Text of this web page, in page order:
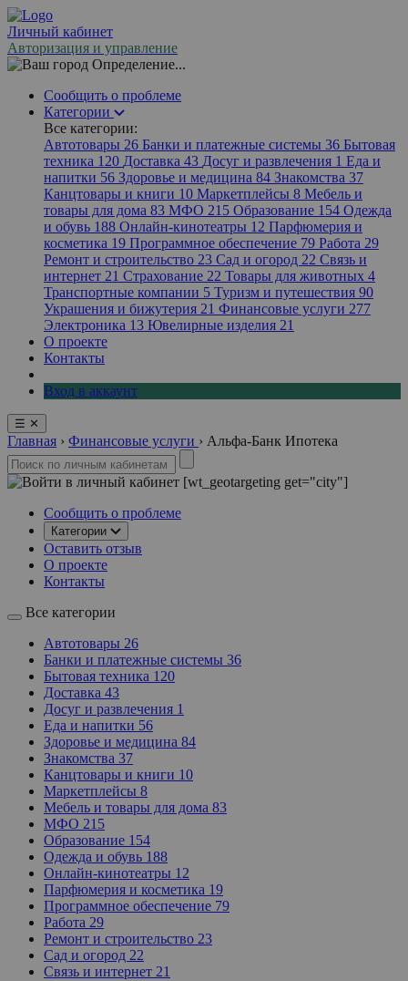
Личный кабинет
Авторизация и управление
Определение...
Сообщить о проблеме
Категории
Все категории:
Автотовары 26 Банки и платежные системы 36 Бытовая
техника 120 Доставка 43 Досуг и развлечения 1 Еда и
напитки 56 Здоровье и медицина 84 Знакомства 37
Канцтовары и книги 10 Маркетплейсы 8 Мебель и
товары для дома 83 МФО 215 Образование 154 Одежда
и обувь 188 Онлайн-кинотеатры 12 Парфюмерия и
косметика 19 Программное обеспечение 79 Работа 29
Ремонт и строительство 23 Сад и огород 22 Связь и
интернет 21 Страхование 22 Товары для животных 4
Транспортные компании 5 Туризм и путешествия 90
Украшения и бижутерия 21 Финансовые услуги 277
Электроника 13 Ювелирные изделия 21
О проекте
Контакты
Вход в аккаунт
☰ ✕
Главная › Финансовые услуги › Альфа-Банк Ипотека
[wt_geotargeting get="city"]
Сообщить о проблеме
Категории
Оставить отзыв
О проекте
Контакты
Все категории
Автотовары 26
Банки и платежные системы 36
Бытовая техника 120
Доставка 43
Досуг и развлечения 1
Еда и напитки 56
Здоровье и медицина 84
Знакомства 37
Канцтовары и книги 10
Маркетплейсы 8
Мебель и товары для дома 83
МФО 215
Образование 154
Одежда и обувь 188
Онлайн-кинотеатры 12
Парфюмерия и косметика 19
Программное обеспечение 79
Работа 29
Ремонт и строительство 23
Сад и огород 22
Связь и интернет 21